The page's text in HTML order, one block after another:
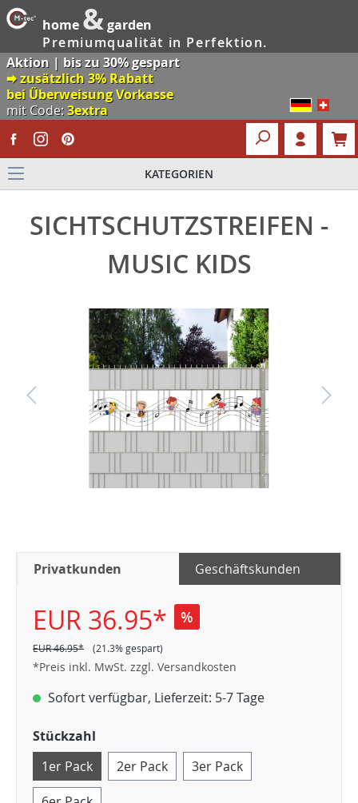
home &garden
Premiumqualität in Perfektion.
Aktion | bis zu 30% gespart
🠮 zusätzlich 3% Rabatt
bei Überweisung Vorkasse
mit Code:3extra
KATEGORIEN
SICHTSCHUTZSTREIFEN -
MUSIC KIDS
Privatkunden Geschäftskunden
EUR 36.95* %
EUR 46.95* (21.3% gespart)
*Preis inkl. MwSt. zzgl. Versandkosten
Sofort verfügbar, Lieferzeit: 5-7 Tage
Stückzahl
1er Pack
2er Pack
3er Pack